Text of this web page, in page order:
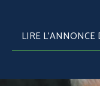
LIRE L'ANNONCE